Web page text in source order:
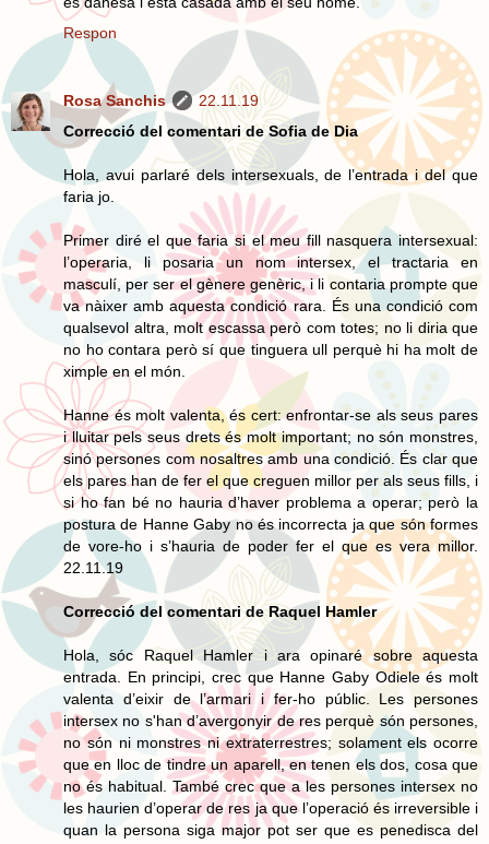
Respon
Rosa Sanchis
22.11.19
Correcció del comentari de Sofia de Dia
Hola, avui parlaré dels intersexuals, de l’entrada i del que
faria jo.
Primer diré el que faria si el meu fill nasquera intersexual:
l’operaria, li posaria un nom intersex, el tractaria en
masculí, per ser el gènere genèric, i li contaria prompte que
va nàixer amb aquesta condició rara. És una condició com
qualsevol altra, molt escassa però com totes; no li diria que
no ho contara però sí que tinguera ull perquè hi ha molt de
ximple en el món.
Hanne és molt valenta, és cert: enfrontar-se als seus pares
i lluitar pels seus drets és molt important; no són monstres,
sinó persones com nosaltres amb una condició. És clar que
els pares han de fer el que creguen millor per als seus fills, i
si ho fan bé no hauria d’haver problema a operar; però la
postura de Hanne Gaby no és incorrecta ja que són formes
de vore-ho i s’hauria de poder fer el que es vera millor.
22.11.19
Correcció del comentari de Raquel Hamler
Hola, sóc Raquel Hamler i ara opinaré sobre aquesta
entrada. En principi, crec que Hanne Gaby Odiele és molt
valenta d’eixir de l’armari i fer-ho públic. Les persones
intersex no s'han d’avergonyir de res perquè són persones,
no són ni monstres ni extraterrestres; solament els ocorre
que en lloc de tindre un aparell, en tenen els dos, cosa que
no és habitual. També crec que a les persones intersex no
les haurien d’operar de res ja que l’operació és irreversible i
quan la persona siga major pot ser que es penedisca del